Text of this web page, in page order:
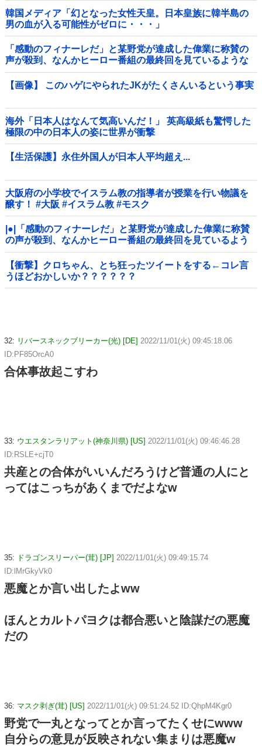
韓国メディア「幻となった女性天皇。日本皇族に韓半島の
男の血が入る可能性がゼロに・・・」
「感動のフィナーレだ」と某野党が達成した偉業に称賛の
声が殺到、なんかヒーロー番組の最終回を見ているような
気分に……他
【画像】 このハゲにやられたJKがたくさんいるという事実
海外「日本人はなんて気高いんだ！」 英高級紙も驚愕した
極限の中の日本人の姿に世界が衝撃
【生活保護】永住外国人が日本人平均超え...
大阪府の小学校でイスラム教の指導者が授業を行い物議を
醸す！ #大阪 #イスラム教 #モスク
|●|「感動のフィナーレだ」と某野党が達成した偉業に称賛
の声が殺到、なんかヒーロー番組の最終回を見ているよう
な気分に……
【衝撃】クロちゃん、とち狂ったツイートをする←コレ言
うほどおかしいか？？？？？？
32: リバースネックブリーカー(光) [DE] 2022/11/01(火) 09:45:18.06
ID:PF85OrcA0
合体事故起こすわ
33: ウエスタンラリアット(神奈川県) [US] 2022/11/01(火) 09:46:46.28
ID:RSLE+cjT0
共産との合体がいいんだろうけど普通の人にと
ってはこっちがあくまでだよなw
35: ドラゴンスリーパー(茸) [JP] 2022/11/01(火) 09:49:15.74
ID:lMrGkyVk0
悪魔とか言い出したよww
ほんとカルトパヨクは都合悪いと陰謀だの悪魔
だの
36: マスク剥ぎ(茸) [US] 2022/11/01(火) 09:51:24.52 ID:QhpM4Kgr0
野党で一丸となってとか言ってたくせにwww
自分らの意見が反映されない集まりは悪魔w